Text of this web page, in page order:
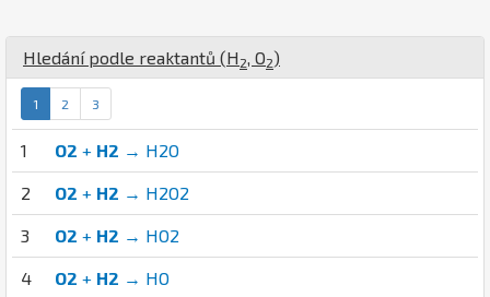
Hledání podle reaktantů (H 2 O2)
1 2 3
1 O2 + H2 → H2O
2 O2 + H2 → H2O2
3 O2 + H2 → HO2
4 O2 + H2 → HO